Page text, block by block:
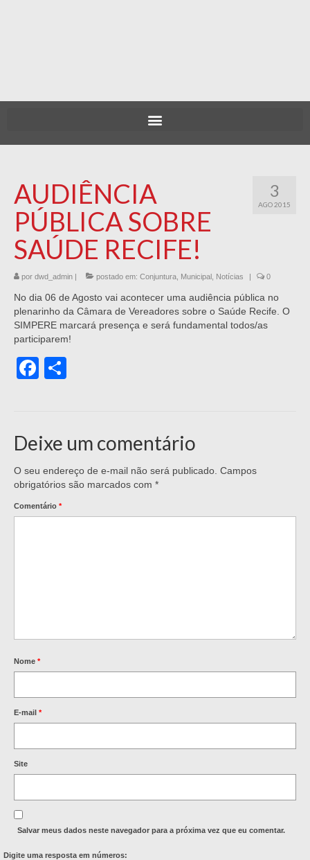
3
AGO 2015
AUDIÊNCIA
PÚBLICA SOBRE
SAÚDE RECIFE!
por dwd_admin | postado em: Conjuntura Municipal Notícias | 0
No dia 06 de Agosto vai acontecer uma audiência pública no
plenarinho da Câmara de Vereadores sobre o Saúde Recife. O
SIMPERE marcará presença e será fundamental todos/as
participarem!
Facebook
Deixe um comentário
O seu endereço de e-mail não será publicado. Campos
obrigatórios são marcados com *
Comentário *
Nome *
E-mail *
Site
Salvar meus dados neste navegador para a próxima vez que eu comentar.
Digite uma resposta em números: